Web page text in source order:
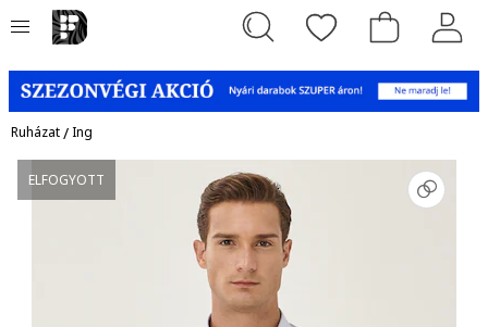
Ruházat/Ing
ELFOGYOTT